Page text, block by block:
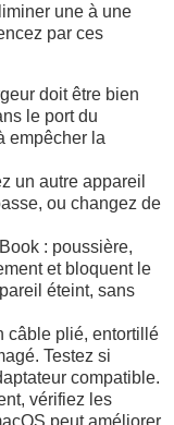
une à une
par ces
doit être bien
le port du
empêcher la
un autre appareil
ou changez de
: poussière,
et bloquent le
éteint, sans
câble plié, entortillé
Testez si
compatible.
vérifiez les
peut améliorer